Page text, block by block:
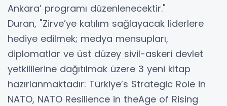
Ankara’ programı düzenlenecektir."
Duran, "Zirve’ye katılım sağlayacak liderlere
hediye edilmek; medya mensupları,
diplomatlar ve üst düzey sivil-askeri devlet
yetkililerine dağıtılmak üzere 3 yeni kitap
hazırlanmaktadır: Türkiye’s Strategic Role in
NATO, NATO Resilience in theAge of Rising